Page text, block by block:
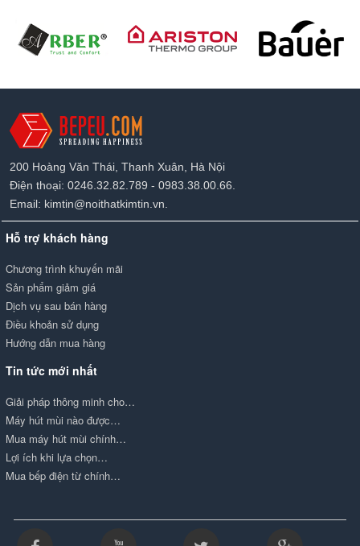
200 Hoàng Văn Thái, Thanh Xuân, Hà Nội
Điện thoại: 0246.32.82.789 - 0983.38.00.66.
Email: kimtin@noithatkimtin.vn.
Hỗ trợ khách hàng
Chương trình khuyến mãi
Sản phẩm giảm giá
Dịch vụ sau bán hàng
Điều khoản sử dụng
Hướng dẫn mua hàng
Tin tức mới nhất
Giải pháp thông minh cho…
Máy hút mùi nào được…
Mua máy hút mùi chính…
Lợi ích khi lựa chọn…
Mua bếp điện từ chính…